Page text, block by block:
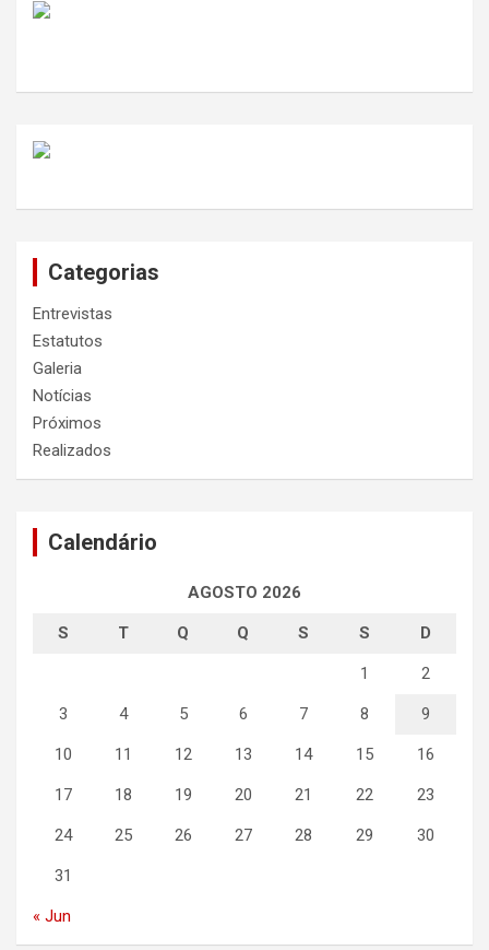
Categorias
Entrevistas
Estatutos
Galeria
Notícias
Próximos
Realizados
Calendário
AGOSTO 2026
S T Q Q S S D
1 2
3 4 5 6 7 8 9
10 11 12 13 14 15 16
17 18 19 20 21 22 23
24 25 26 27 28 29 30
31
« Jun